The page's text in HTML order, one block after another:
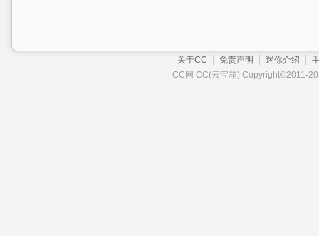
关于CC 免责声明 迷你介绍
CC网 CC(云宝箱) Copyright©2011-